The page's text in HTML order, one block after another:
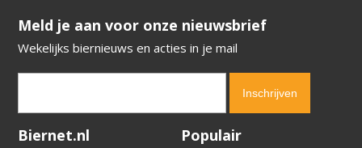
​​​​​​​Meld je aan voor onze nieuwsbrief
Wekelijks biernieuws en acties in je mail
Verification code:
Biernet.nl Populair